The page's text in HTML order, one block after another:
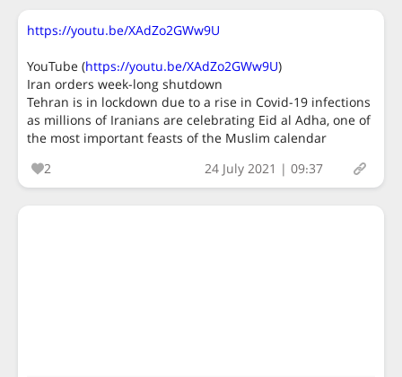
https://youtu.be/XAdZo2GWw9U
YouTube (https://youtu.be/XAdZo2GWw9U)
Iran orders week-long shutdown
Tehran is in lockdown due to a rise in Covid-19 infections
as millions of Iranians are celebrating Eid al Adha, one of
the most important feasts of the Muslim calendar
2
24 July 2021 | 09:37